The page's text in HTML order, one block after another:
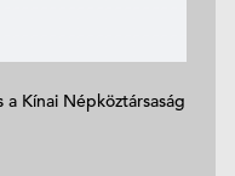
Kínai Népköztársaság